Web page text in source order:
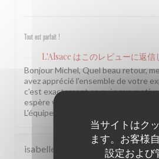
当サイトはク
ます。お客様
設定および
Tout est parfait !
L'Alsace はこのレビューに返信
Bonjour Michel, Quel beau retour,
avez apprécié l'ensemble de votre
c'est exactement ce qui nous
espère vous revoir très vite dans
L'équipe de L'Alsace
isabelle